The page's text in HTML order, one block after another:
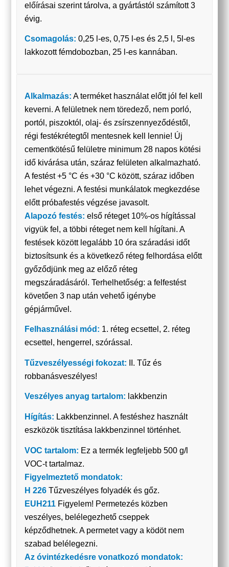
előírásai szerint tárolva, a gyártástól számított 3
évig.
Csomagolás: 0,25 l-es, 0,75 l-es és 2,5 l, 5l-es
lakkozott fémdobozban, 25 l-es kannában.
Alkalmazás: A terméket használat előtt jól fel kell
keverni. A felületnek nem töredező, nem porló,
portól, piszoktól, olaj- és zsírszennyeződéstől,
régi festékrétegtől mentesnek kell lennie! Új
cementkötésű felületre minimum 28 napos kötési
idő kivárása után, száraz felületen alkalmazható.
A festést +5 °C és +30 °C között, száraz időben
lehet végezni. A festési munkálatok megkezdése
előtt próbafestés végzése javasolt.
Alapozó festés: első réteget 10%-os hígítással
vigyük fel, a többi réteget nem kell hígítani. A
festések között legalább 10 óra száradási időt
biztosítsunk és a következő réteg felhordása előtt
győződjünk meg az előző réteg
megszáradásáról. Terhelhetőség: a felfestést
követően 3 nap után vehető igénybe
gépjárművel.
Felhasználási mód: 1. réteg ecsettel, 2. réteg
ecsettel, hengerrel, szórással.
Tűzveszélyességi fokozat: II. Tűz és
robbanásveszélyes!
Veszélyes anyag tartalom: lakkbenzin
Hígítás: Lakkbenzinnel. A festéshez használt
eszközök tisztítása lakkbenzinnel történhet.
VOC tartalom: Ez a termék legfeljebb 500 g/l
VOC-t tartalmaz.
Figyelmeztető mondatok:
H 226 Tűzveszélyes folyadék és gőz.
EUH211 Figyelem! Permetezés közben
veszélyes, belélegezhető cseppek
képződhetnek. A permetet vagy a ködöt nem
szabad belélegezni.
Az óvintézkedésre vonatkozó mondatok: